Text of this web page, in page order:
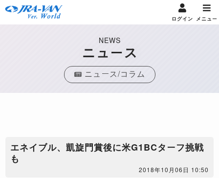
ログイン メニュー
NEWS
ニュース
ニュース/コラム
エネイブル、凱旋門賞後に米G1BCターフ挑戦
も
2018年10月06日 10:50